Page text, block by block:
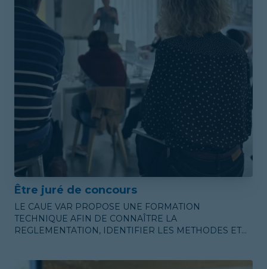
Être juré de concours
LE CAUE VAR PROPOSE UNE FORMATION
TECHNIQUE AFIN DE CONNAÎTRE LA
REGLEMENTATION, IDENTIFIER LES METHODES ET